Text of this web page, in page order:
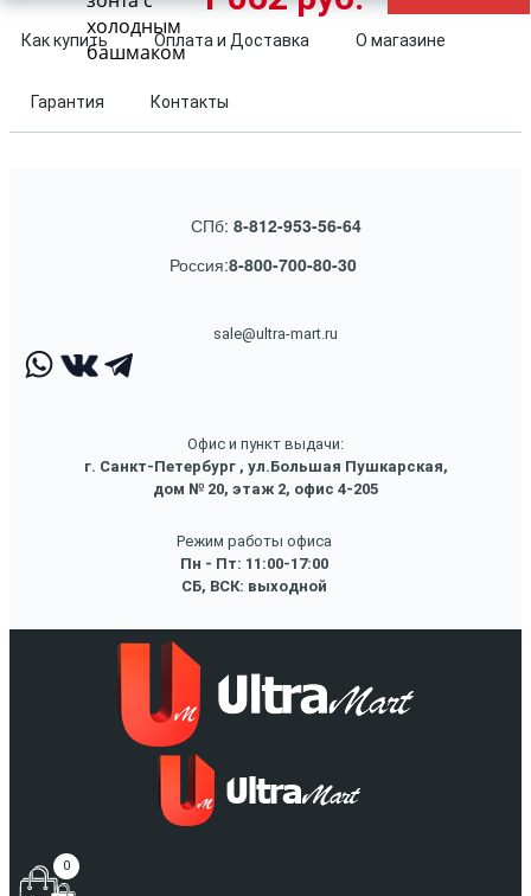
Как купить Оплата и Доставка О магазине
Гарантия Контакты
СПб: 8-812-953-56-64
Россия:8-800-700-80-30
sale@ultra-mart.ru
Офис и пункт выдачи:
г. Санкт-Петербург , ул.Большая Пушкарская,
дом № 20, этаж 2, офис 4-205
Режим работы офиса
Пн - Пт: 11:00-17:00
СБ, ВСК: выходной
0
холодным
башмаком